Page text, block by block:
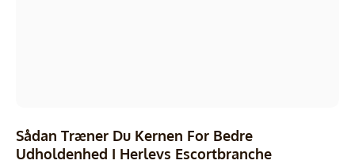
Sådan Træner Du Kernen For Bedre
Udholdenhed I Herlevs Escortbranche